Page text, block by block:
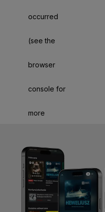
occurred
(see the
browser
console for
more